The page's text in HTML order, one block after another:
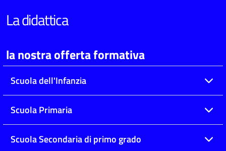
La didattica
la nostra offerta formativa
Scuola dell'Infanzia
Scuola Primaria
Scuola Secondaria di primo grado